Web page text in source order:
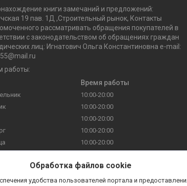
книги замечаний и предложений:
19 пав. 1Д ,Строительный рынок, Контакты
рассматривать обращения покупателей в
с законодательством об обращениях граждан
лиц: Игнатович Ольга Константиновна e-mail:
работы:
Время работы
10:00-20:00
10:00-20:00
10:00-20:00
10:00-20:00
10:00-20:00
10:00-18:00
Обработка файлов cookie
удобства пользователей портала и